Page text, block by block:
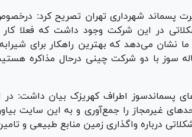
پسماند شهرداری تهران تصریح کرد:
در این شرکت وجود داشت که فعلا
غیرمجاز را جمع‌آوری و به این سایت
درباره واگذاری زمین منابع طبیعی و